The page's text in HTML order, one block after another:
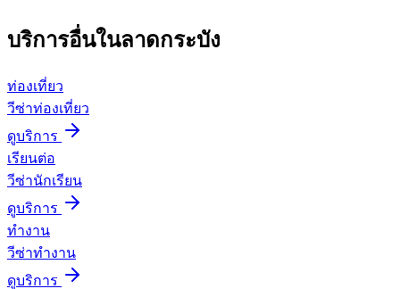
บริการอื่นในลาดกระบัง
ท่องเที่ยว
วีซ่าท่องเที่ยว
ดูบริการ
เรียนต่อ
วีซ่านักเรียน
ดูบริการ
ทำงาน
วีซ่าทำงาน
ดูบริการ